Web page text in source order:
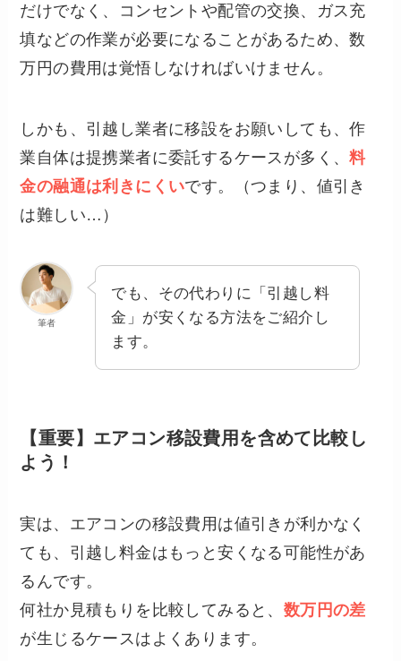
だけでなく、コンセントや配管の交換、ガス充
填などの作業が必要になることがあるため、数
万円の費用は覚悟しなければいけません。
しかも、引越し業者に移設をお願いしても、作
業自体は提携業者に委託するケースが多く、料
金の融通は利きにくいです。（つまり、値引き
は難しい…）
筆者
でも、その代わりに「引越し料
金」が安くなる方法をご紹介し
ます。
【重要】エアコン移設費用を含めて比較し
よう！
実は、エアコンの移設費用は値引きが利かなく
ても、引越し料金はもっと安くなる可能性があ
るんです。
何社か見積もりを比較してみると、 数万円の差
が生じるケースはよくあります。